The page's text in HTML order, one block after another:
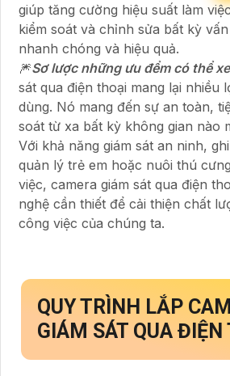
giúp tăng cường hiệu suất làm
kiểm soát và chỉnh sửa bất kỳ
nhanh chóng và hiệu quả.
🎆Sơ lược những ưu đểm có thể
sát qua điện thoại mang lại nhiều
dùng. Nó mang đến sự an toàn,
soát từ xa bất kỳ không gian nào
Với khả năng giám sát an ninh,
quản lý trẻ em hoặc nuôi thú
việc, camera giám sát qua điện
nghệ cần thiết để cải thiện chất
công việc của chúng ta.
QUY TRÌNH LẮP
GIÁM SÁT QUA ĐIỆN